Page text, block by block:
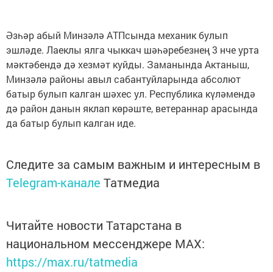
Әзһәр абый Минзәлә АТПсында механик булып
эшләде. Лаеклы ялга чыккач шәһәребезнең 3 нче урта
мәктәбендә дә хезмәт куйды. Заманында Актаныш,
Минзәлә районы авыл сабантуйларында абсолют
батыр булып калган шәхес ул. Республика күләмендә
дә район данын яклап көрәште, ветераннар арасында
да батыр булып калган иде.
Следите за самым важным и интересным в
Telegram-канале Татмедиа
Читайте новости Татарстана в
национальном мессенджере MАХ:
https://max.ru/tatmedia